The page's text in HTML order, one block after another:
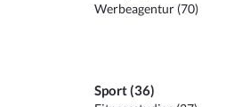
Werbeagentur (70)
Sport (36)